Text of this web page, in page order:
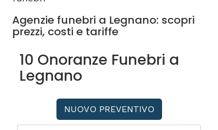
Agenzie funebri a Legnano: scopri
prezzi, costi e tariffe
10 Onoranze Funebri a
Legnano
NUOVO PREVENTIVO